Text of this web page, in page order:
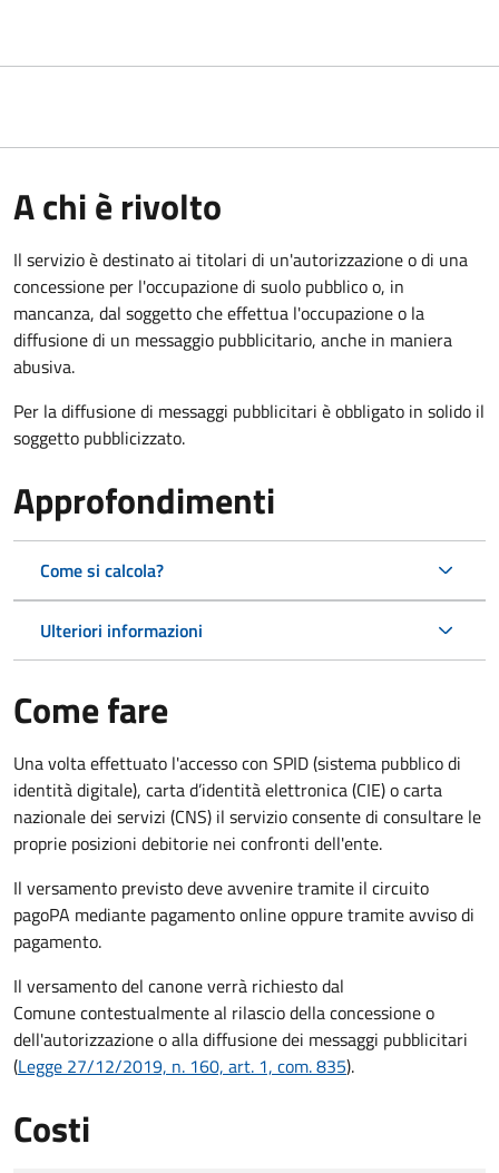
A chi è rivolto
Il servizio è destinato ai titolari di un'autorizzazione o di una
concessione per l'occupazione di suolo pubblico o, in
mancanza, dal soggetto che effettua l'occupazione o la
diffusione di un messaggio pubblicitario, anche in maniera
abusiva.
Per la diffusione di messaggi pubblicitari è obbligato in solido il
soggetto pubblicizzato.
Approfondimenti
Come si calcola?
Ulteriori informazioni
Come fare
Una volta effettuato l'accesso con SPID (sistema pubblico di
identità digitale), carta d’identità elettronica (CIE) o carta
nazionale dei servizi (CNS) il servizio consente di consultare le
proprie posizioni debitorie nei confronti dell'ente.
Il versamento previsto deve avvenire tramite il circuito
pagoPA mediante pagamento online oppure tramite avviso di
pagamento.
Il versamento del canone verrà richiesto dal
Comune contestualmente al rilascio della concessione o
dell'autorizzazione o alla diffusione dei messaggi pubblicitari
(Legge 27/12/2019, n. 160, art. 1, com. 835).
Costi